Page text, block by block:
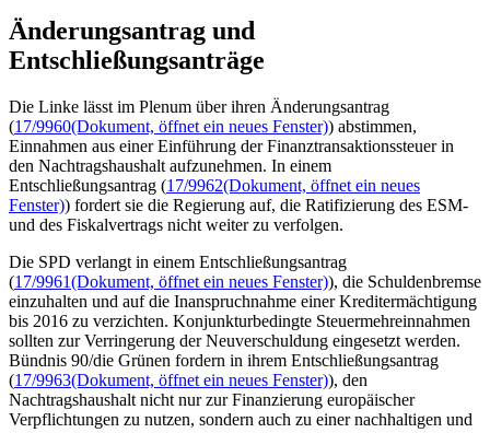
Änderungsantrag und
Entschließungsanträge
Die Linke lässt im Plenum über ihren Änderungsantrag
(17/9960(Dokument, öffnet ein neues Fenster)) abstimmen,
Einnahmen aus einer Einführung der Finanztransaktionssteuer in
den Nachtragshaushalt aufzunehmen. In einem
Entschließungsantrag (17/9962(Dokument, öffnet ein neues
Fenster)) fordert sie die Regierung auf, die Ratifizierung des ESM-
und des Fiskalvertrags nicht weiter zu verfolgen.
Die SPD verlangt in einem Entschließungsantrag
(17/9961(Dokument, öffnet ein neues Fenster)), die Schuldenbremse
einzuhalten und auf die Inanspruchnahme einer Kreditermächtigung
bis 2016 zu verzichten. Konjunkturbedingte Steuermehreinnahmen
sollten zur Verringerung der Neuverschuldung eingesetzt werden.
Bündnis 90/die Grünen fordern in ihrem Entschließungsantrag
(17/9963(Dokument, öffnet ein neues Fenster)), den
Nachtragshaushalt nicht nur zur Finanzierung europäischer
Verpflichtungen zu nutzen, sondern auch zu einer nachhaltigen und